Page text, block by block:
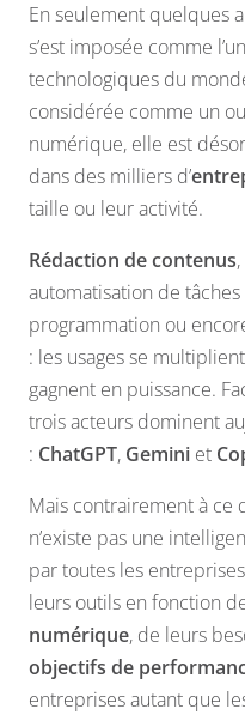
En seulement quelques
s’est imposée comme
technologiques du
considérée comme un
numérique, elle est
dans des milliers d’
taille ou leur activité.
Rédaction de contenus,
automatisation de
programmation ou
: les usages se
gagnent en puissance.
trois acteurs dominent
: ChatGPT, Gemini et
Mais contrairement à ce
n’existe pas une
par toutes les
leurs outils en fonction
numérique, de leurs
objectifs de
entreprises autant que